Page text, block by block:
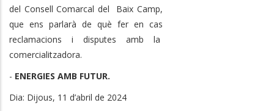
del Consell Comarcal del Baix Camp,
que ens parlarà de què fer en cas
reclamacions i disputes amb la
comercialitzadora.
- ENERGIES AMB FUTUR.
Dia: Dijous, 11 d’abril de 2024